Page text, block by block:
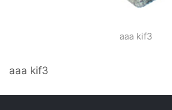
aaa kif3
aaa kif3